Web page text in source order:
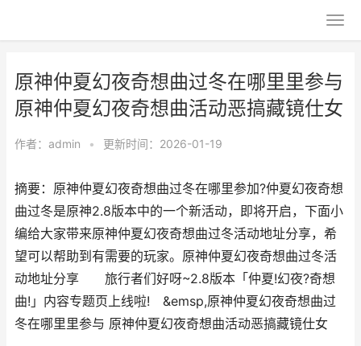
原神仲夏幻夜奇想曲过冬在哪里里参与
原神仲夏幻夜奇想曲活动恶搞藏镜仕女
作者： admin • 更新时间：2026-01-19
摘要：原神仲夏幻夜奇想曲过冬在哪里参加?仲夏幻夜奇想
曲过冬是原神2.8版本中的一个新活动，即将开启，下面小
编给大家带来原神仲夏幻夜奇想曲过冬活动地址分享，希
望可以帮助到有需要的玩家。原神仲夏幻夜奇想曲过冬活
动地址分享 旅行者们好呀~2.8版本「仲夏!幻夜?奇想
曲!」内容专题页上线啦! &emsp,原神仲夏幻夜奇想曲过
冬在哪里里参与 原神仲夏幻夜奇想曲活动恶搞藏镜仕女